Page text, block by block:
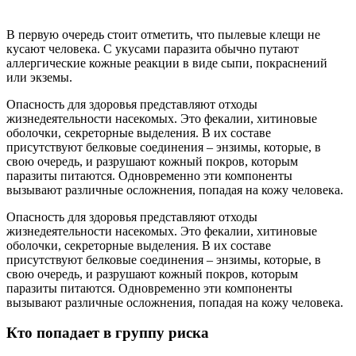
В первую очередь стоит отметить, что пылевые клещи не
кусают человека. С укусами паразита обычно путают
аллергические кожные реакции в виде сыпи, покраснений
или экземы.
Опасность для здоровья представляют отходы
жизнедеятельности насекомых. Это фекалии, хитиновые
оболочки, секреторные выделения. В их составе
присутствуют белковые соединения – энзимы, которые, в
свою очередь, и разрушают кожный покров, которым
паразиты питаются. Одновременно эти компоненты
вызывают различные осложнения, попадая на кожу человека.
Опасность для здоровья представляют отходы
жизнедеятельности насекомых. Это фекалии, хитиновые
оболочки, секреторные выделения. В их составе
присутствуют белковые соединения – энзимы, которые, в
свою очередь, и разрушают кожный покров, которым
паразиты питаются. Одновременно эти компоненты
вызывают различные осложнения, попадая на кожу человека.
Кто попадает в группу риска